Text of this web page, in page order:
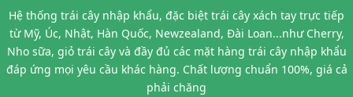
Hệ thống trái cây nhập khẩu, đặc biệt trái cây xách tay trực tiếp
từ Mỹ, Úc, Nhật, Hàn Quốc, Newzealand, Đài Loan...như Cherry,
Nho sữa, giỏ trái cây và đầy đủ các mặt hàng trái cây nhập khẩu
đáp ứng mọi yêu cầu khác hàng. Chất lượng chuẩn 100%, giá cả
phải chăng